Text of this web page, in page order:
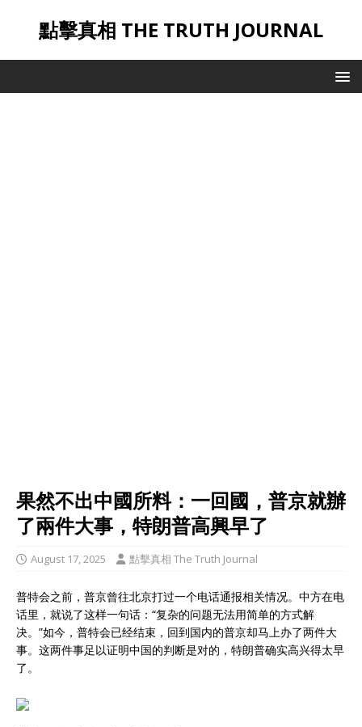
點擊真相 THE TRUTH JOURNAL
果然不出中國所料：一回國，普京就辦
了兩件大事，特朗普高興早了
August 17, 2025 點擊真相 The Truth Journal
普特会之前，普京曾往北京打过一个电话通报相关情况。中方在电
话里，就说了这样一句话：“复杂的问题无法用简单的方式解
决。”如今，普特会已经结束，回到国内的普京却马上办了两件大
事。这两件事足以证明中国的判断是对的，特朗普确实高兴得太早
了。